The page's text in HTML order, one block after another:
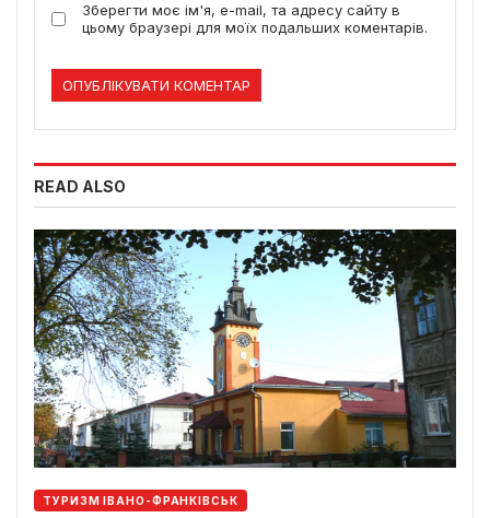
Зберегти моє ім'я, e-mail, та адресу сайту в
цьому браузері для моїх подальших коментарів.
READ ALSO
ТУРИЗМ ІВАНО-ФРАНКІВСЬК